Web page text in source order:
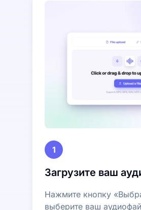
1
Загрузите ваш
Нажмите кнопку
выберите ваш